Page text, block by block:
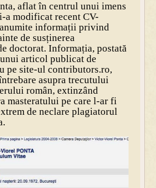
aflat în centrul unui imens
a modificat recent CV-
informații privind
de susținerea
doctorat. Informația, postată
articol publicat de
pe site-ul contributors.ro,
asupra trecutului
român, extinzând
masteratului pe care l-ar fi
de neclare plagiatorul